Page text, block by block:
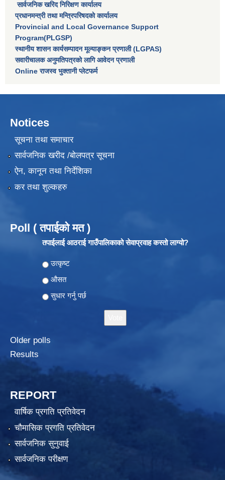
सार्वजनिक खरिद निरिक्षण कार्यालय
प्रधानमन्त्री तथा मन्त्रिपरिषदकाे कार्यालय
Provincial and Local Governance Support
Program(PLGSP)
स्थानीय शासन कार्यसम्पादन मूल्याङ्कन प्रणाली (LGPAS)
सवारीचालक अनुमतिपत्रको लागि आवेदन प्रणाली
Online राजस्व भुक्तानी प्लेटफर्म
Notices
सूचना तथा समाचार
सार्वजनिक खरीद /बोलपत्र सूचना
ऐन, कानून तथा निर्देशिका
कर तथा शुल्कहरु
Poll ( तपाईको मत )
तपाईलाई आठराई गाउँपालिकाको सेवाप्रवाह कस्तो लाग्यो?
Choices
उत्कृष्ट
औसत
सुधार गर्नु पर्छ
Older polls
Results
REPORT
वार्षिक प्रगति प्रतिवेदन
चौमासिक प्रगति प्रतिवेदन
सार्वजनिक सुनुवाई
सार्वजनिक परीक्षण